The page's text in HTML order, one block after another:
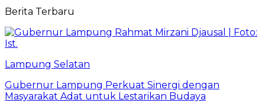
Berita Terbaru
Lampung Selatan
Gubernur Lampung Perkuat Sinergi dengan
Masyarakat Adat untuk Lestarikan Budaya